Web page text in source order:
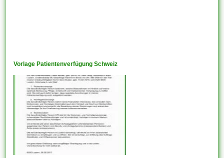
Vorlage Patientenverfügung Schweiz